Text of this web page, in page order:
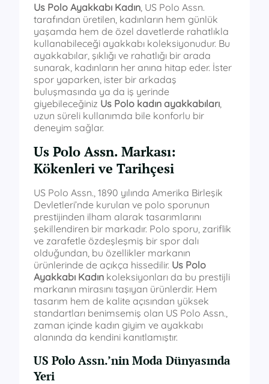
Us Polo Ayakkabı Kadın , US Polo Assn.
tarafından üretilen, kadınların hem günlük
yaşamda hem de özel davetlerde rahatlıkla
kullanabileceği ayakkabı koleksiyonudur. Bu
ayakkabılar, şıklığı ve rahatlığı bir arada
sunarak, kadınların her anına hitap eder. İster
spor yaparken, ister bir arkadaş
buluşmasında ya da iş yerinde
giyebileceğiniz Us Polo kadın ayakkabıları
uzun süreli kullanımda bile konforlu bir
deneyim sağlar.
Us Polo Assn. Markası:
Kökenleri ve Tarihçesi
US Polo Assn., 1890 yılında Amerika Birleşik
Devletleri’nde kurulan ve polo sporunun
prestijinden ilham alarak tasarımlarını
şekillendiren bir markadır. Polo sporu, zariflik
ve zarafetle özdeşleşmiş bir spor dalı
olduğundan, bu özellikler markanın
ürünlerinde de açıkça hissedilir. Us Polo
Ayakkabı Kadın koleksiyonları da bu prestijli
markanın mirasını taşıyan ürünlerdir. Hem
tasarım hem de kalite açısından yüksek
standartları benimsemiş olan US Polo Assn.,
zaman içinde kadın giyim ve ayakkabı
alanında da kendini kanıtlamıştır.
US Polo Assn.’nin Moda Dünyasında
Yeri